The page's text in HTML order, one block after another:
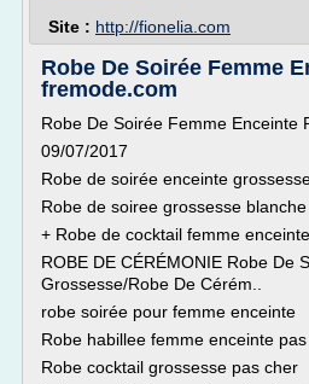
Site : http://fionelia.com
Robe De Soirée Femme
fremode.com
Robe De Soirée Femme Enceinte
09/07/2017
Robe de soirée enceinte
Robe de soiree grossesse blanche
+ Robe de cocktail femme enceinte
ROBE DE CÉRÉMONIE Robe De
Grossesse/Robe De Cérém..
robe soirée pour femme enceinte
Robe habillee femme enceinte
Robe cocktail grossesse pas cher